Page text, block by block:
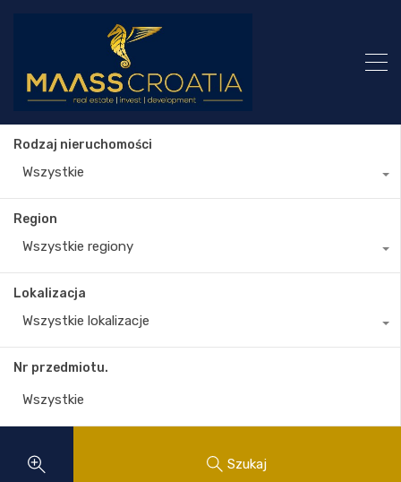
Rodzaj nieruchomości
Wszystkie
Region
Wszystkie regiony
Lokalizacja
Wszystkie lokalizacje
Nr przedmiotu.
Szukaj